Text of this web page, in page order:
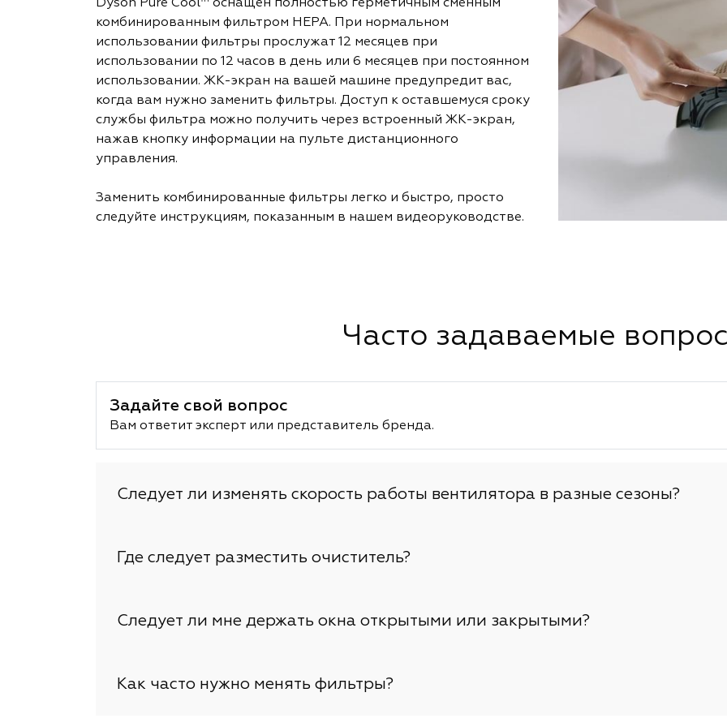
Dyson Pure Cool™ оснащен полностью герметичным сменным
комбинированным фильтром HEPA. При нормальном
использовании фильтры прослужат 12 месяцев при
использовании по 12 часов в день или 6 месяцев при постоянном
использовании. ЖК-экран на вашей машине предупредит вас,
когда вам нужно заменить фильтры. Доступ к оставшемуся сроку
службы фильтра можно получить через встроенный ЖК-экран,
нажав кнопку информации на пульте дистанционного
управления.
Заменить комбинированные фильтры легко и быстро, просто
следуйте инструкциям, показанным в нашем видеоруководстве.
Часто задаваемые
Задайте свой вопрос
Вам ответит эксперт или представитель бренда.
Следует ли изменять скорость работы вентилятора в разные сезоны?
Где следует разместить очиститель?
Следует ли мне держать окна открытыми или закрытыми?
Как часто нужно менять фильтры?